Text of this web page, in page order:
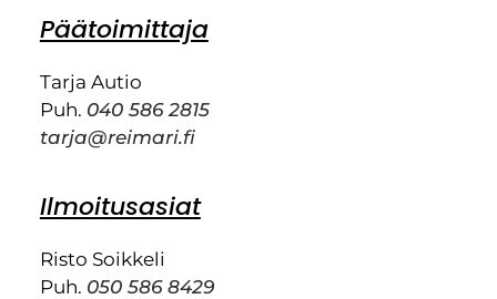
Päätoimittaja
Tarja Autio
Puh. 040 586 2815
tarja@reimari.fi
Ilmoitusasiat
Risto Soikkeli
Puh. 050 586 8429